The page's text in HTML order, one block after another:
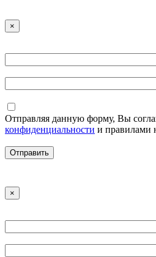
×
Отправляя данную форму, Вы
конфиденциальности и правилами
×